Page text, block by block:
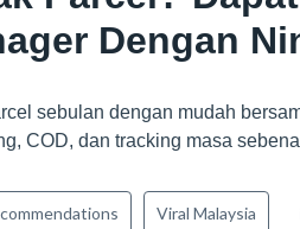
Dengan
sebulan dengan mudah
COD, dan tracking masa
Viral Malaysia